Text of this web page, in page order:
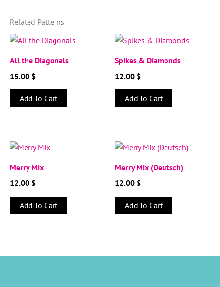
Related Patterns
All the Diagonals
15.00 $
Add To Cart
Spikes & Diamonds
12.00 $
Add To Cart
Merry Mix
12.00 $
Add To Cart
Merry Mix (Deutsch)
12.00 $
Add To Cart